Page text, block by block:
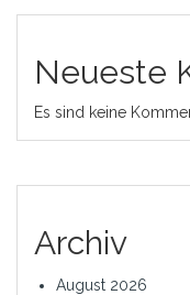
Neueste
Es sind keine
Archiv
August 2026